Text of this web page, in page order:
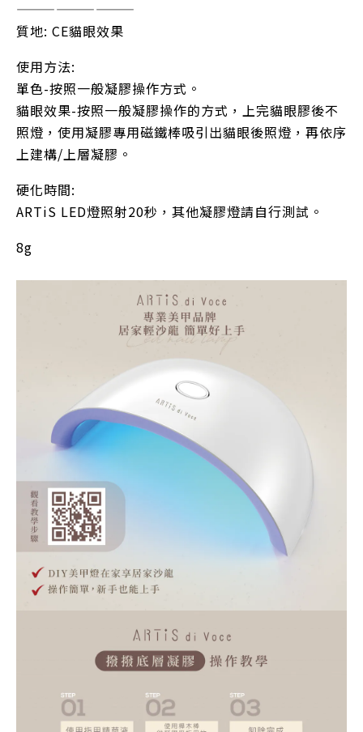
—————————
質地: CE貓眼效果
使用方法:
單色-按照一般凝膠操作方式。
貓眼效果-按照一般凝膠操作的方式，上完貓眼膠後不
照燈，使用凝膠專用磁鐵棒吸引出貓眼後照燈，再依序
上建構/上層凝膠。
硬化時間:
ARTiS LED燈照射20秒，其他凝膠燈請自行測試。
8g